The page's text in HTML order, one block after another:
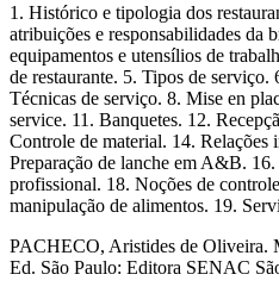
1. Histórico e tipologia dos
atribuições e responsabilidades da
equipamentos e utensílios de
de restaurante. 5. Tipos de serviço.
Técnicas de serviço. 8. Mise en
service. 11. Banquetes. 12.
Controle de material. 14. Relações
Preparação de lanche em A&B.
profissional. 18. Noções de
manipulação de alimentos. 19.
PACHECO, Aristides de Oliveira.
Ed. São Paulo: Editora SENAC